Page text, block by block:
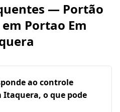
— Portão
Portao Em
ao controle
Itaquera, o que pode